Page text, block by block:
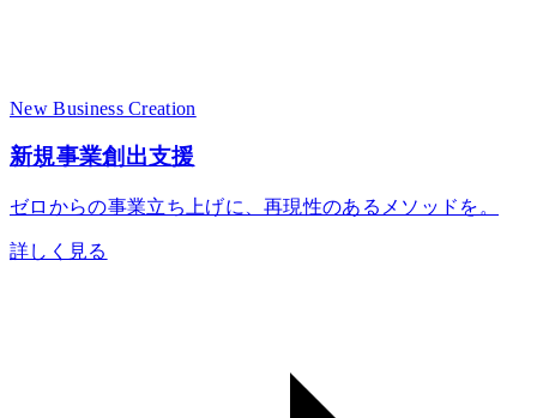
New Business Creation
新規事業創出支援
ゼロからの事業立ち上げに、再現性のあるメソッドを。
詳しく見る